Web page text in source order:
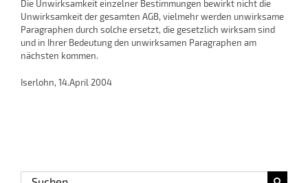
Die Unwirksamkeit einzelner Bestimmungen bewirkt nicht die
Unwirksamkeit der gesamten AGB, vielmehr werden unwirksame
Paragraphen durch solche ersetzt, die gesetzlich wirksam sind
und in Ihrer Bedeutung den unwirksamen Paragraphen am
nächsten kommen.
Iserlohn, 14.April 2004
Suche